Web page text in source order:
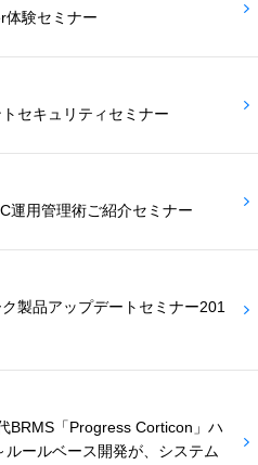
体験セミナー
セキュリティセミナー
運用管理術ご紹介セミナー
製品アップデートセミナー201
BRMS「Progress Corticon」ハ
ルールベース開発が、システム